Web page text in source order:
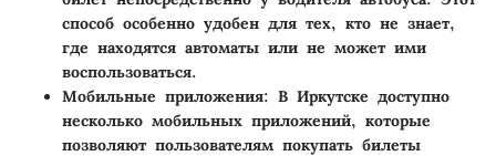
способ особенно удобен для тех, кто не знает,
где находятся автоматы или не может ими
воспользоваться.
Мобильные приложения: В Иркутске доступно
несколько мобильных приложений, которые
позволяют пользователям покупать билеты